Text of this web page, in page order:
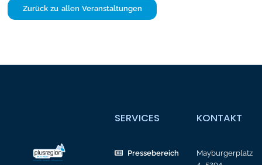
Zurück zu allen Veranstaltungen
SERVICES
Pressebereich
KONTAKT
Mayburgerplatz